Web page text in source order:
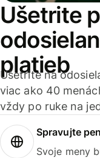
Ušetrite
platieb
Ušetrite na
viac ako 40
vždy po ruke na
Spravujte
Svoje meny